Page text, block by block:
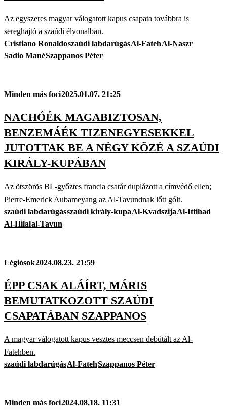
Az egyszeres magyar válogatott kapus csapata továbbra is
sereghajtó a szaúdi élvonalban.
Cristiano Ronaldoszaúdi labdarúgásAl-FatehAl-Naszr
Sadio ManéSzappanos Péter
Minden más foci2025.01.07. 21:25
NACHÓÉK MAGABIZTOSAN,
BENZEMÁÉK TIZENEGYESEKKEL
JUTOTTAK BE A NÉGY KÖZÉ A SZAÚDI
KIRÁLY-KUPÁBAN
Az ötszörös BL-győztes francia csatár duplázott a címvédő ellen;
Pierre-Emerick Aubameyang az Al-Tavundnak lőtt gólt.
szaúdi labdarúgásszaúdi király-kupaAl-KvadszijaAl-Ittihad
Al-Hilalal-Tavun
Légiósok2024.08.23. 21:59
ÉPP CSAK ALÁÍRT, MÁRIS
BEMUTATKOZOTT SZAÚDI
CSAPATÁBAN SZAPPANOS
A magyar válogatott kapus vesztes meccsen debütált az Al-
Fatehben.
szaúdi labdarúgásAl-FatehSzappanos Péter
Minden más foci2024.08.18. 11:31